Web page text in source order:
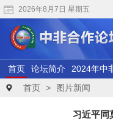
2026年8月7日 星期五
首页 论坛简介 2024年中
联合研究
精彩视频
首页 > 图片新闻
习近平同